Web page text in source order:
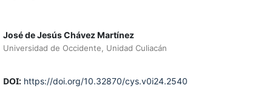
José de Jesús Chávez Martínez
Universidad de Occidente, Unidad Culiacán
DOI: https://doi.org/10.32870/cys.v0i24.2540